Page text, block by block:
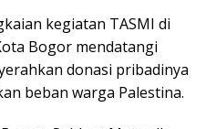
kegiatan TASMI di
Bogor mendatangi
donasi pribadinya
beban warga Palestina.